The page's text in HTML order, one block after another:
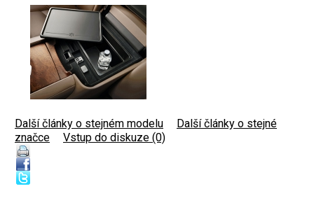
Další články o stejném modelu
Další články o stejné
značce
Vstup do diskuze (0)